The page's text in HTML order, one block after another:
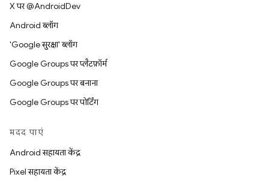
X पर @AndroidDev
Android ब्लॉग
'Google सुरक्षा' ब्लॉग
Google Groups पर प्लैटफ़ॉर्म
Google Groups पर बनाना
Google Groups पर पोर्टिंग
मदद पाएं
Android सहायता केंद्र
Pixel सहायता केंद्र